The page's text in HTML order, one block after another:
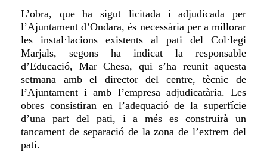
L’obra, que ha sigut licitada i adjudicada per
l’Ajuntament d’Ondara, és necessària per a millorar
les instal·lacions existents al pati del Col·legi
Marjals, segons ha indicat la responsable
d’Educació, Mar Chesa, qui s’ha reunit aquesta
setmana amb el director del centre, tècnic de
l’Ajuntament i amb l’empresa adjudicatària. Les
obres consistiranenl’adequació de la superfície
d’una part del pati, i a més es construirà un
tancament de separació de la zona de l’extrem del
pati.